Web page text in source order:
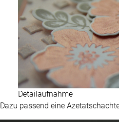
Detailaufnahme
Dazu passend eine